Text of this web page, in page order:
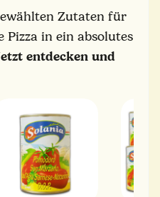
Zutaten für
Pizza in ein absolutes
entdecken und